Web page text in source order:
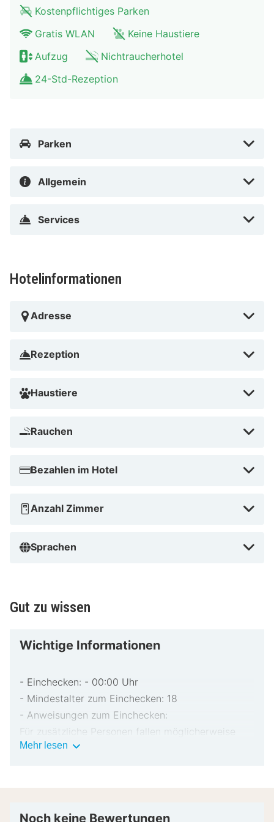
15 Gehminuten entfernt von: Casa Milà und Passeig de
Gràcia. Dieses Hotel im Boutique-Stil ist 1 km von Casa
Batllo und 1,5 km von La Rambla entfernt.
Casa Milà in der Nähe
Kostenpflichtiges Parken
Gratis WLAN
Keine Haustiere
Aufzug
Nichtraucherhotel
24-Std-Rezeption
Parken
Allgemein
Services
Hotelinformationen
Adresse
Rezeption
Haustiere
Rauchen
Bezahlen im Hotel
Anzahl Zimmer
Sprachen
Gut zu wissen
Wichtige Informationen
- Einchecken: - 00:00 Uhr
- Mindestalter zum Einchecken: 18
- Anweisungen zum Einchecken:
Für zusätzliche Personen fallen möglicherweise
Gebühren an, die abhängig von den Bestimmungen
bar für unvorhergesehene Aufwendungen verlangt.
Mehr lesen Wichtige
Noch keine Bewertungen